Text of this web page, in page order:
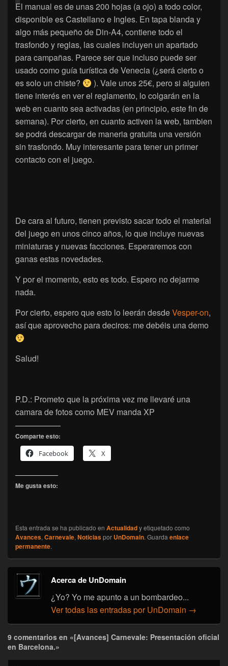
El manual es de unas 200 hojas (a ojo) a todo color,
disponible es Castellano e Ingles. En tapa blanda y
algo más pequeño de Din-A4, contiene todo el
trasfondo y reglas, las cuales incluyen un apartado
para campañas. Parece ser que incluso puede ser
usado como guía turística de Venecia (¿será cierto o
es solo un chiste?
). Vale unos 25€, pero si alguien
tiene interés en ver el reglamento, lo colgarán en la
web en cuanto sea activadas (en principio, este fin de
semana). Por cierto, en cuanto activen la web, tambien
se podrá descargar de maneria gratuita una versión
sin trasfondo. Muy interesante para tener un primer
contacto con el juego.
De cara al futuro, tienen previsto sacar todo el material
del juego en unos cinco años, lo que incluye nuevas
miniaturas y nuevas facciones. Esperaremos con
ganas estas novedades.
Y por el momento, esto es todo. Espero no dejarme
nada.
Por cierto, espero que esto lo leerán desdeVesper-on,
así que aprovecho para deciros: me debéis una demo
Salud!
P.D.: Prometo que la próxima vez me llevaré una
camara de fotos como MEV manda XP
Comparte esto:
Facebook
X
Me gusta esto:
Esta entrada se ha publicado en Actualidady etiquetado como
Avances, Carnevale, Noticiaspor UnDomain. Guarda enlace
permanente.
Acerca de UnDomain
¿Yo? Yo me apunto a un bombardeo...
Ver todas las entradas por UnDomain →
9 comentarios en «[Avances] Carnevale: Presentación oficial
en Barcelona.»